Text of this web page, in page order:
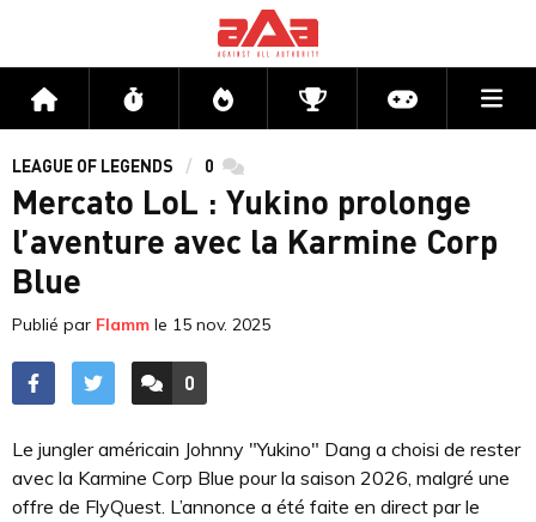
Accueil Flux Directs CompétitionsActu jeux
LEAGUE OF LEGENDS 0 commentaires
Mercato LoL : Yukino prolonge
l’aventure avec la Karmine Corp
Blue
Publié par Flamm le 15 nov. 2025
ACCÉDER AUX
0
COMMENTAIRES
Le jungler américain Johnny "Yukino" Dang a choisi de rester
avec la Karmine Corp Blue pour la saison 2026, malgré une
offre de FlyQuest. L’annonce a été faite en direct par le